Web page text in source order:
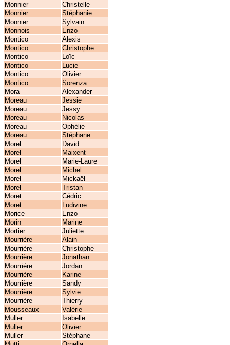
Monnier
Christelle
Monnier
Stéphanie
Monnier
Sylvain
Monnois
Enzo
Montico
Alexis
Montico
Christophe
Montico
Loïc
Montico
Lucie
Montico
Olivier
Montico
Sorenza
Mora
Alexander
Moreau
Jessie
Moreau
Jessy
Moreau
Nicolas
Moreau
Ophélie
Moreau
Stéphane
Morel
David
Morel
Maixent
Morel
Marie-Laure
Morel
Michel
Morel
Mickaël
Morel
Tristan
Moret
Cédric
Moret
Ludivine
Morice
Enzo
Morin
Marine
Mortier
Juliette
Mourrière
Alain
Mourrière
Christophe
Mourrière
Jonathan
Mourrière
Jordan
Mourrière
Karine
Mourrière
Sandy
Mourrière
Sylvie
Mourrière
Thierry
Mousseaux
Valérie
Muller
Isabelle
Muller
Olivier
Muller
Stéphane